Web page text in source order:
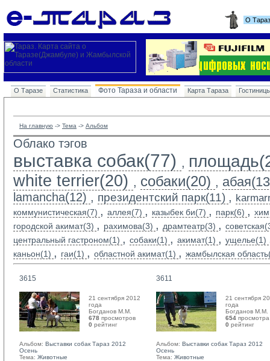
О
О Таразе Статистика Фото Тараза и области Карта Тараза
На главную -> Тема -> Альбом
Облако тэгов
выставка собак(77) ,
white terrier(20) , собаки(20) ,
lamancha(12) , президентский парк(11) ,
коммунистическая(7) , аллея(7) , казыбек би(7) , парк(6) ,
городской акимат(3) , рахимова(3) , драмтеатр(3) ,
центральный гастроном(1) , собаки(1) , акимат(1) , ущелье(1)
каньон(1) , гаи(1) , областной акимат(1) , жамбылская
3615
21 сентября 2012
года
Богданов М.М.
678 просмотров
0 рейтинг
Альбом: Выставки собак Тараз 2012
Осень
Тема: Животные
3611
21 сентября
года
Богданов М.М.
654 просмотра
0 рейтинг
Альбом: Выставки собак Тараз 2012
Осень
Тема: Животные